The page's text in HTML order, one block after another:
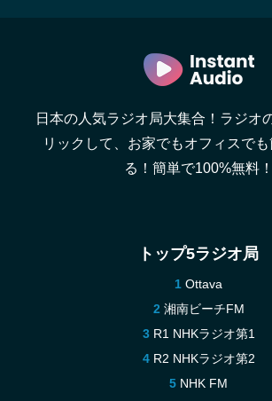
日本の人気ラジオ局大集合！ラジオ
リックして、お家でもオフィスで
る！簡単で100%無料！
トップ5ラジオ局
Ottava
湘南ビーチFM
R1 NHKラジオ第1
R2 NHKラジオ第2
NHK FM